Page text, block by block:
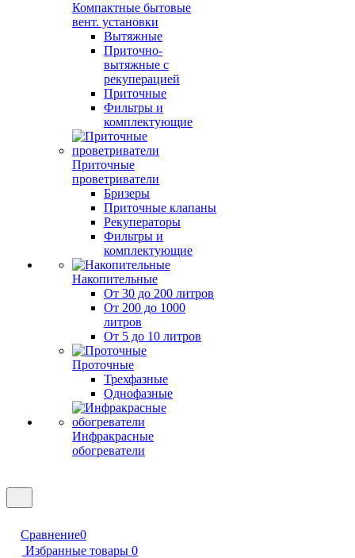
Компактные бытовые
вент. установки
Вытяжные
Приточно-
вытяжные с
рекуперацией
Приточные
Фильтры и
комплектующие
Приточные
проветриватели
Бризеры
Приточные клапаны
Рекуператоры
Фильтры и
комплектующие
Накопительные
От 30 до 200 литров
От 200 до 1000
литров
От 5 до 10 литров
Проточные
Трехфазные
Однофазные
Инфракрасные
обогреватели
Сравнение0
Избранные товары 0